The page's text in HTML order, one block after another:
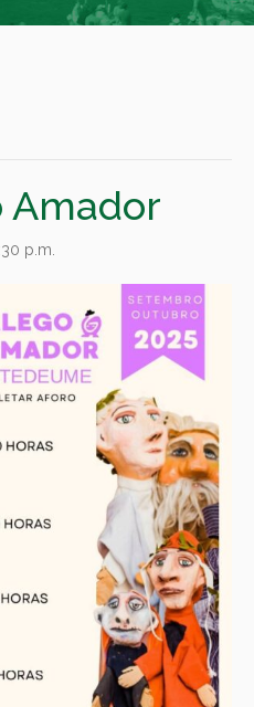
Amador
p.m.